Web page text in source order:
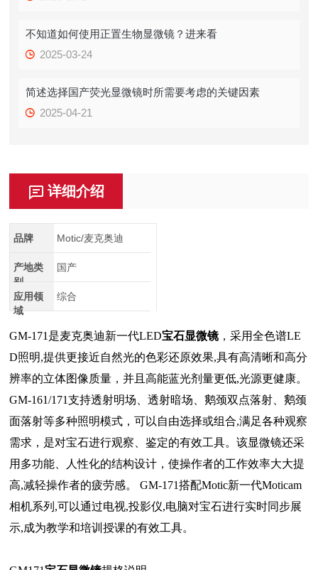
不知道如何使用正置生物显微镜？进来看
2025-03-24
简述选择国产荧光显微镜时所需要考虑的关键因素
2025-04-21
详细介绍
品牌 Motic/麦克奥迪
产地类
别
国产
应用领
域
综合
GM-171是麦克奥迪新一代LED宝石显微镜，采用全色谱LE
D照明,提供更接近自然光的色彩还原效果,具有高清晰和高分
辨率的立体图像质量，并且高能蓝光剂量更低,光源更健康。
GM-161/171支持透射明场、透射暗场、鹅颈双点落射、鹅颈
面落射等多种照明模式，可以自由选择或组合,满足各种观察
需求，是对宝石进行观察、鉴定的有效工具。该显微镜还采
用多功能、人性化的结构设计，使操作者的工作效率大大提
高,减轻操作者的疲劳感。 GM-171搭配Motic新一代Moticam
相机系列,可以通过电视,投影仪,电脑对宝石进行实时同步展
示,成为教学和培训授课的有效工具。